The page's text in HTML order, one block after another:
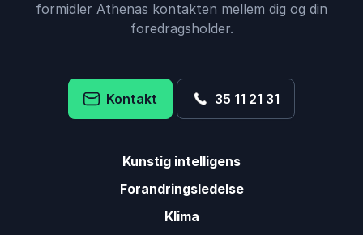
formidler Athenas kontakten mellem dig og din
foredragsholder.
Kontakt 35 11 21 31
Kunstig intelligens
Forandringsledelse
Klima